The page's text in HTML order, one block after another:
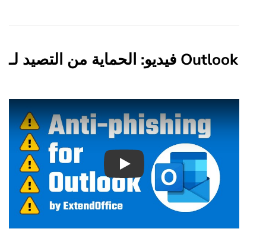
فيديو: الحماية من التصيد لـ Outlook
Play